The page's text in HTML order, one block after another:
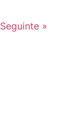
Seguinte »